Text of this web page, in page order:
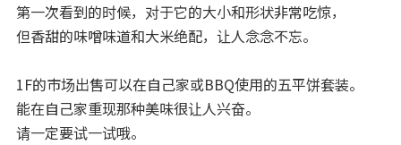
第一次看到的时候，对于它的大小和形状非常吃惊，
但香甜的味噌味道和大米绝配，让人念念不忘。
1F的市场出售可以在自己家或BBQ使用的五平饼套装。
能在自己家重现那种美味很让人兴奋。
请一定要试一试哦。